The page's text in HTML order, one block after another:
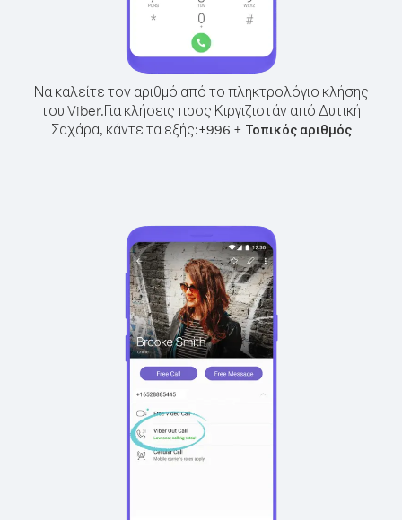
Να καλείτε τον αριθμό από το πληκτρολόγιο κλήσης
του Viber.Για κλήσεις προς Κιργιζιστάν από Δυτική
Σαχάρα, κάντε τα εξής:+996 + Τοπικός αριθμός